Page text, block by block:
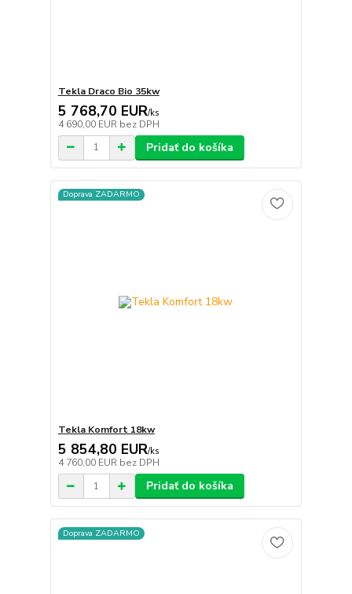
Tekla Draco Bio 35kw
5 768,70 EUR/ks
4 690,00 EUR bez DPH
Pridať do košíka
Doprava ZADARMO
Tekla Komfort 18kw
5 854,80 EUR/ks
4 760,00 EUR bez DPH
Pridať do košíka
Doprava ZADARMO